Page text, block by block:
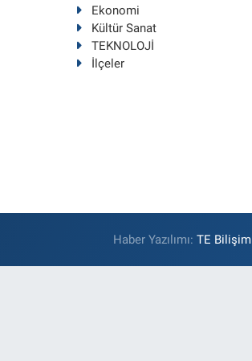
Ekonomi
Kültür Sanat
TEKNOLOJİ
İlçeler
Haber Yazılımı:TE Bilişim